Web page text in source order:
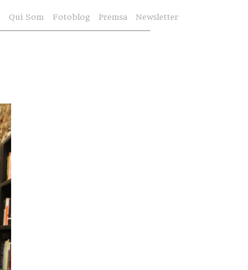
Qui Som Fotoblog Premsa Newsletter